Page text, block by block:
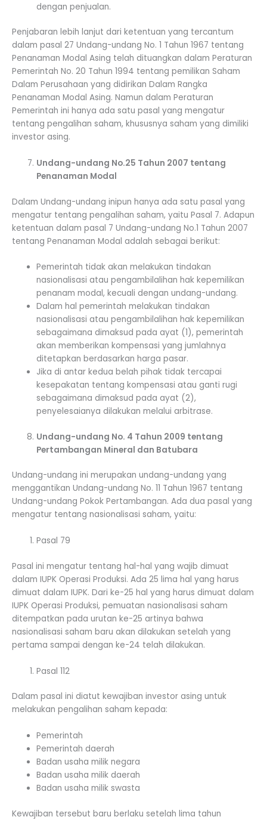
dengan penjualan.
Penjabaran lebih lanjut dari ketentuan yang tercantum
dalam pasal 27 Undang-undang No. 1 Tahun 1967 tentang
Penanaman Modal Asing telah dituangkan dalam Peraturan
Pemerintah No. 20 Tahun 1994 tentang pemilikan Saham
Dalam Perusahaan yang didirikan Dalam Rangka
Penanaman Modal Asing. Namun dalam Peraturan
Pemerintah ini hanya ada satu pasal yang mengatur
tentang pengalihan saham, khususnya saham yang dimiliki
investor asing.
Undang-undang No.25 Tahun 2007 tentang
Penanaman Modal
Dalam Undang-undang inipun hanya ada satu pasal yang
mengatur tentang pengalihan saham, yaitu Pasal 7. Adapun
ketentuan dalam pasal 7 Undang-undang No.1 Tahun 2007
tentang Penanaman Modal adalah sebagai berikut:
Pemerintah tidak akan melakukan tindakan
nasionalisasi atau pengambilalihan hak kepemilikan
penanam modal, kecuali dengan undang-undang.
Dalam hal pemerintah melakukan tindakan
nasionalisasi atau pengambilalihan hak kepemilikan
sebagaimana dimaksud pada ayat (1), pemerintah
akan memberikan kompensasi yang jumlahnya
ditetapkan berdasarkan harga pasar.
Jika di antar kedua belah pihak tidak tercapai
kesepakatan tentang kompensasi atau ganti rugi
sebagaimana dimaksud pada ayat (2),
penyelesaianya dilakukan melalui arbitrase.
Undang-undang No. 4 Tahun 2009 tentang
Pertambangan Mineral dan Batubara
Undang-undang ini merupakan undang-undang yang
menggantikan Undang-undang No. 11 Tahun 1967 tentang
Undang-undang Pokok Pertambangan. Ada dua pasal yang
mengatur tentang nasionalisasi saham, yaitu:
Pasal 79
Pasal ini mengatur tentang hal-hal yang wajib dimuat
dalam IUPK Operasi Produksi. Ada 25 lima hal yang harus
dimuat dalam IUPK. Dari ke-25 hal yang harus dimuat dalam
IUPK Operasi Produksi, pemuatan nasionalisasi saham
ditempatkan pada urutan ke-25 artinya bahwa
nasionalisasi saham baru akan dilakukan setelah yang
pertama sampai dengan ke-24 telah dilakukan.
Pasal 112
Dalam pasal ini diatut kewajiban investor asing untuk
melakukan pengalihan saham kepada:
Pemerintah
Pemerintah daerah
Badan usaha milik negara
Badan usaha milik daerah
Badan usaha milik swasta
Kewajiban tersebut baru berlaku setelah lima tahun